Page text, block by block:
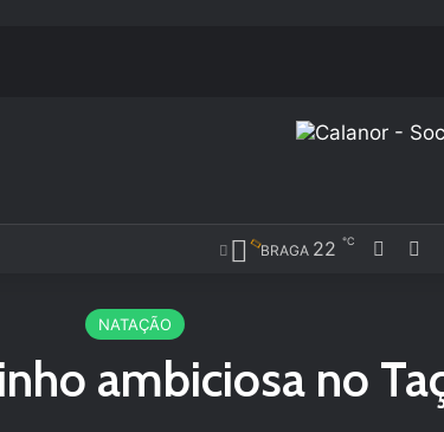
BRAGA 22 ℃
NATAÇÃO
ambiciosa no